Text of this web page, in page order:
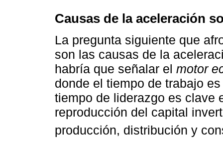
Causas de la aceleración
La pregunta siguiente que
son las causas de la
habría que señalar el motor
donde el tiempo de trabajo
tiempo de liderazgo es clave
reproducción del capital
producción, distribución y